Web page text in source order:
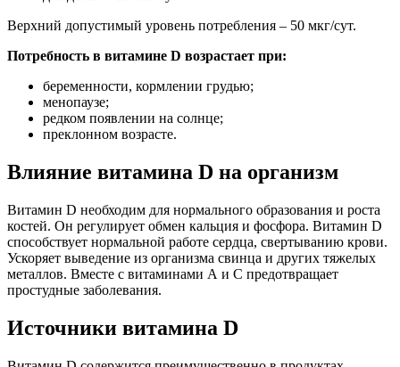
Верхний допустимый уровень потребления – 50 мкг/сут.
Потребность в витамине D возрастает при:
беременности, кормлении грудью;
менопаузе;
редком появлении на солнце;
преклонном возрасте.
Влияние витамина D на организм
Витамин D необходим для нормального образования и роста
костей. Он регулирует обмен кальция и фосфора. Витамин D
способствует нормальной работе сердца, свертыванию крови.
Ускоряет выведение из организма свинца и других тяжелых
металлов. Вместе с витаминами А и С предотвращает
простудные заболевания.
Источники витамина D